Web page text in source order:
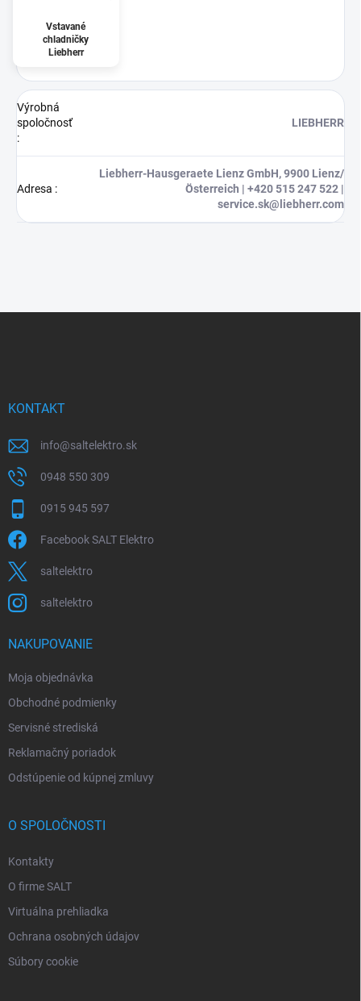
Vstavané
chladničky
Liebherr
Výrobná
spoločnosť
:
LIEBHERR
Adresa :
Liebherr-Hausgeraete Lienz GmbH, 9900 Lienz/
Österreich | +420 515 247 522 |
service.sk@liebherr.com
KONTAKT
info@saltelektro.sk
0948 550 309
0915 945 597
Facebook SALT Elektro
saltelektro
saltelektro
NAKUPOVANIE
Moja objednávka
Obchodné podmienky
Servisné strediská
Reklamačný poriadok
Odstúpenie od kúpnej zmluvy
O SPOLOČNOSTI
Kontakty
O firme SALT
Virtuálna prehliadka
Ochrana osobných údajov
Súbory cookie